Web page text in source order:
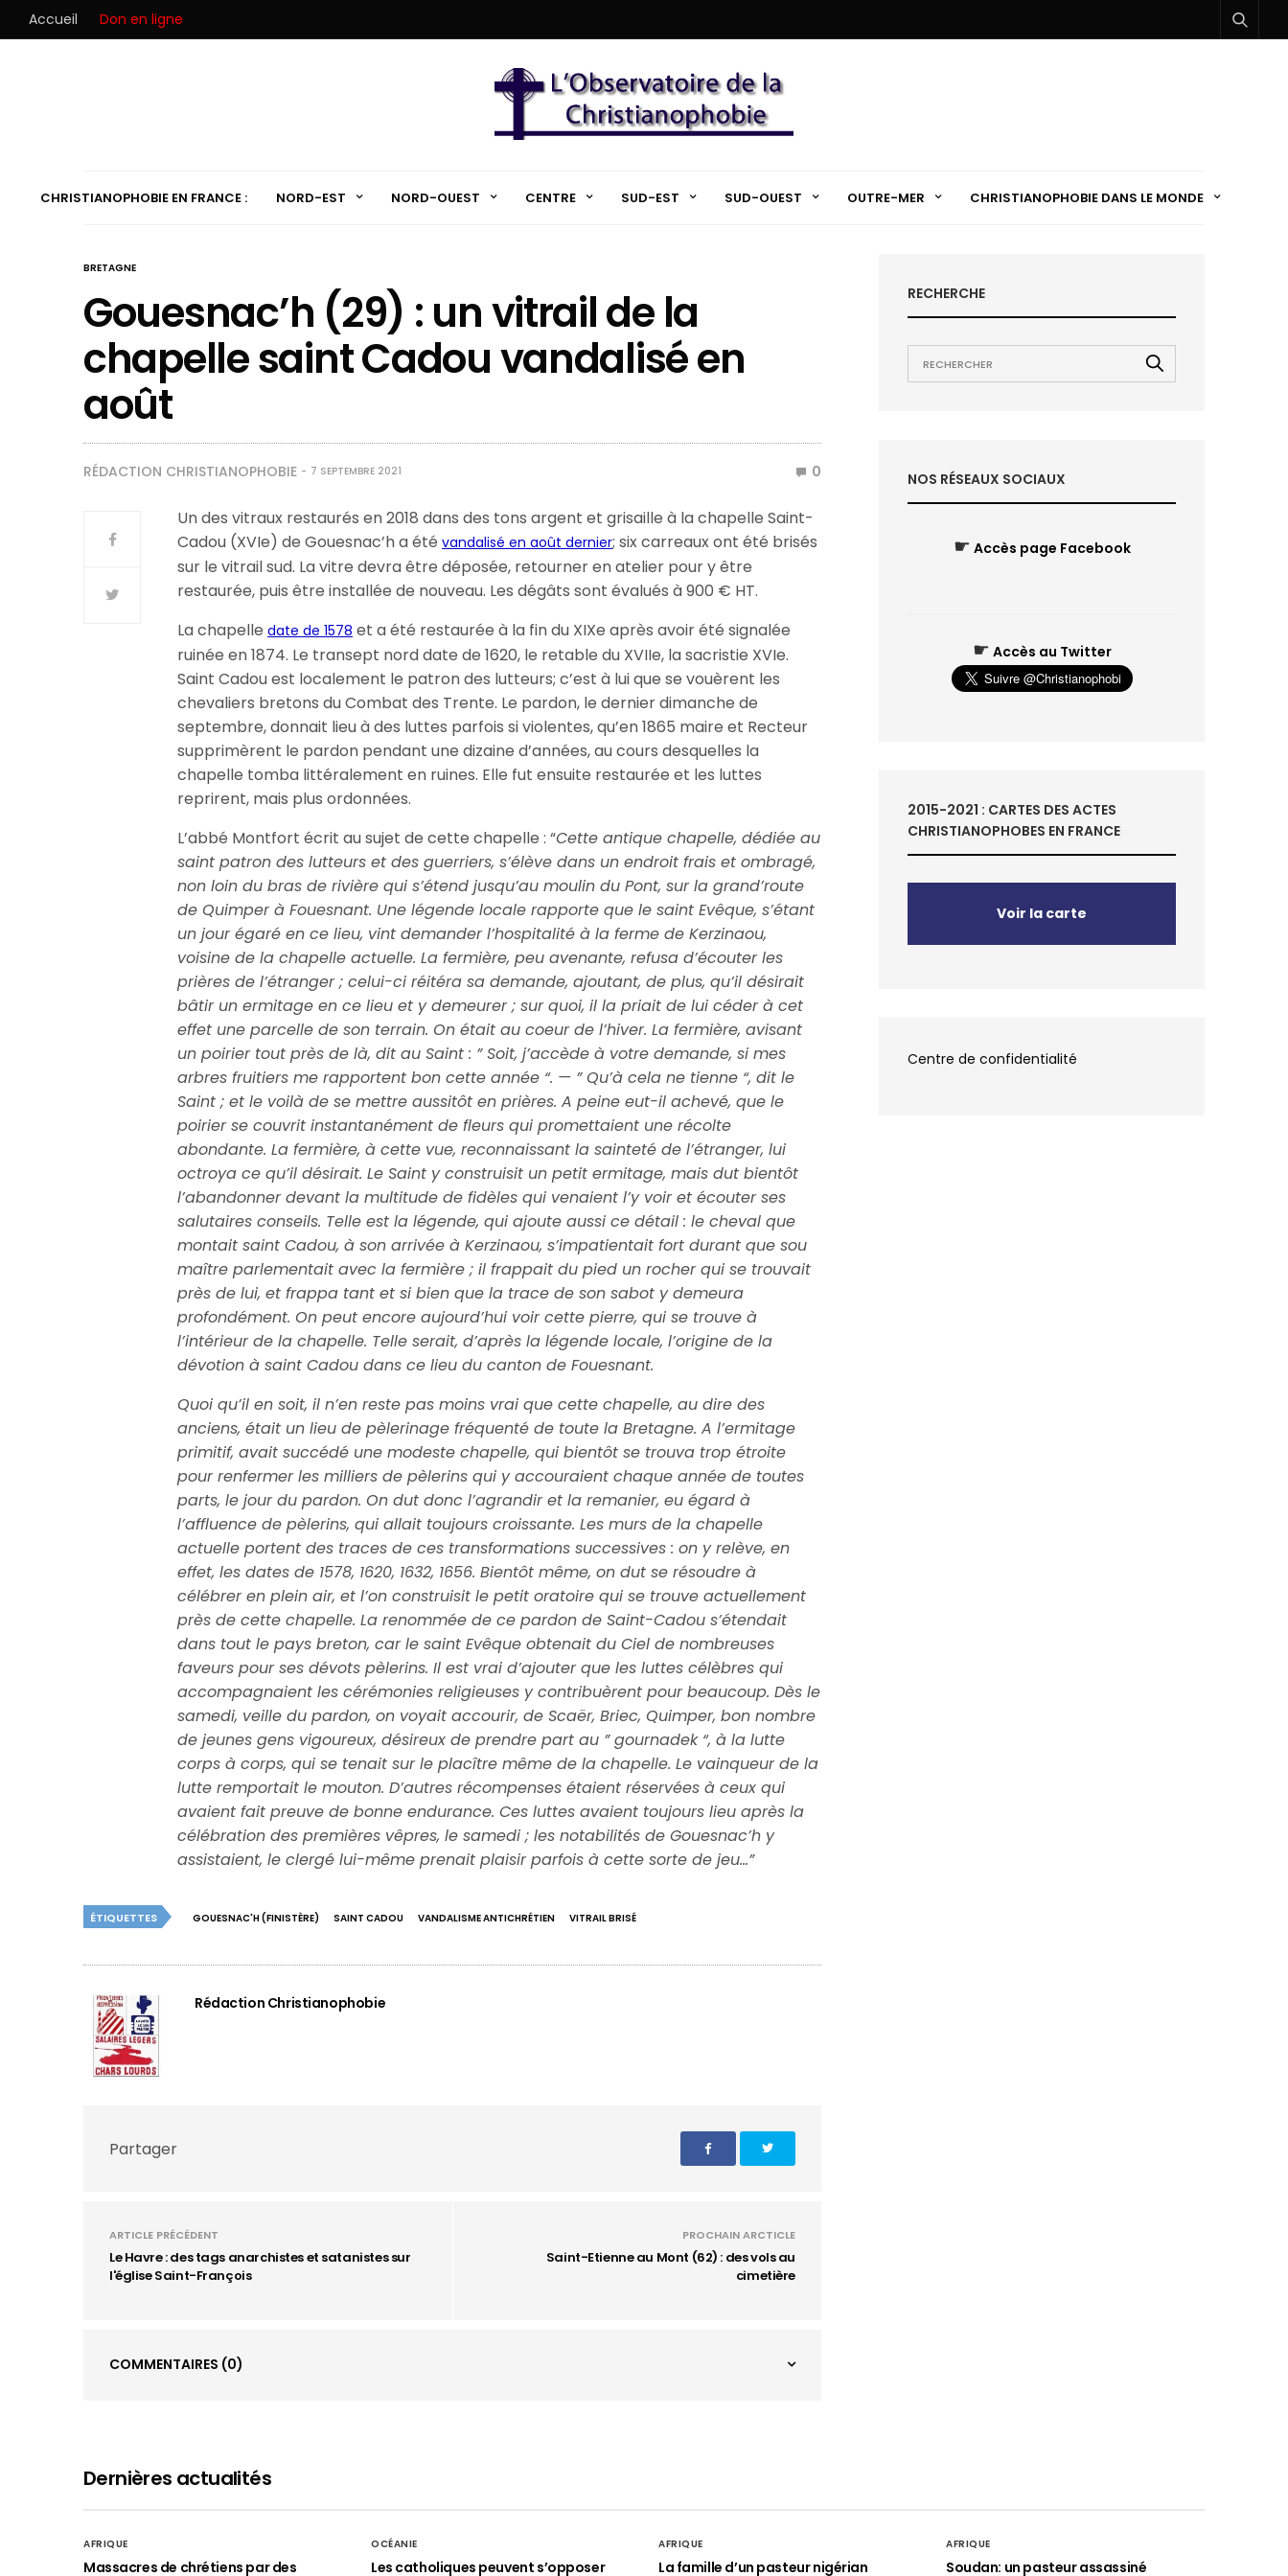
Accueil Don en ligne
CHRISTIANOPHOBIE EN FRANCE : NORD-EST NORD-OUEST CENTRE SUD-EST SUD-OUEST OUTRE-MER CHRISTIANOPHOBIE DANS LE MONDE
BRETAGNE
Gouesnac’h (29) : un vitrail de la
chapelle saint Cadou vandalisé en
août
RÉDACTION CHRISTIANOPHOBIE 7 SEPTEMBRE 2021 0
Un des vitraux restaurés en 2018 dans des tons argent et grisaille à la chapelle Saint-
Cadou (XVIe) de Gouesnac’h a étévandalisé en août dernier; six carreaux ont été brisés
sur le vitrail sud. La vitre devra être déposée, retourner en atelier pour y être
restaurée, puis être installée de nouveau. Les dégâts sont évalués à 900 € HT.
La chapelledate de 1578 et a été restaurée à la fin du XIXe après avoir été signalée
ruinée en 1874. Le transept nord date de 1620, le retable du XVIIe, la sacristie XVIe.
Saint Cadou est localement le patron des lutteurs; c’est à lui que se vouèrent les
chevaliers bretons du Combat des Trente. Le pardon, le dernier dimanche de
septembre, donnait lieu à des luttes parfois si violentes, qu’en 1865 maire et Recteur
supprimèrent le pardon pendant une dizaine d’années, au cours desquelles la
chapelle tomba littéralement en ruines. Elle fut ensuite restaurée et les luttes
reprirent, mais plus ordonnées.
L’abbé Montfort écrit au sujet de cette chapelle : “Cette antique chapelle, dédiée au
saint patron des lutteurs et des guerriers, s’élève dans un endroit frais et ombragé,
non loin du bras de rivière qui s’étend jusqu’au moulin du Pont, sur la grand’route
de Quimper à Fouesnant. Une légende locale rapporte que le saint Evêque, s’étant
un jour égaré en ce lieu, vint demander l’hospitalité à la ferme de Kerzinaou,
voisine de la chapelle actuelle. La fermière, peu avenante, refusa d’écouter les
prières de l’étranger ; celui-ci réitéra sa demande, ajoutant, de plus, qu’il désirait
bâtir un ermitage en ce lieu et y demeurer ; sur quoi, il la priait de lui céder à cet
effet une parcelle de son terrain. On était au coeur de l’hiver. La fermière, avisant
un poirier tout près de là, dit au Saint : ” Soit, j’accède à votre demande, si mes
arbres fruitiers me rapportent bon cette année “. — ” Qu’à cela ne tienne “, dit le
Saint ; et le voilà de se mettre aussitôt en prières. A peine eut-il achevé, que le
poirier se couvrit instantanément de fleurs qui promettaient une récolte
abondante. La fermière, à cette vue, reconnaissant la sainteté de l’étranger, lui
octroya ce qu’il désirait. Le Saint y construisit un petit ermitage, mais dut bientôt
l’abandonner devant la multitude de fidèles qui venaient l’y voir et écouter ses
salutaires conseils. Telle est la légende, qui ajoute aussi ce détail : le cheval que
montait saint Cadou, à son arrivée à Kerzinaou, s’impatientait fort durant que sou
maître parlementait avec la fermière ; il frappait du pied un rocher qui se trouvait
près de lui, et frappa tant et si bien que la trace de son sabot y demeura
profondément. On peut encore aujourd’hui voir cette pierre, qui se trouve à
l’intérieur de la chapelle. Telle serait, d’après la légende locale, l’origine de la
dévotion à saint Cadou dans ce lieu du canton de Fouesnant.
Quoi qu’il en soit, il n’en reste pas moins vrai que cette chapelle, au dire des
anciens, était un lieu de pèlerinage fréquenté de toute la Bretagne. A l’ermitage
primitif, avait succédé une modeste chapelle, qui bientôt se trouva trop étroite
pour renfermer les milliers de pèlerins qui y accouraient chaque année de toutes
parts, le jour du pardon. On dut donc l’agrandir et la remanier, eu égard à
l’affluence de pèlerins, qui allait toujours croissante. Les murs de la chapelle
actuelle portent des traces de ces transformations successives : on y relève, en
effet, les dates de 1578, 1620, 1632, 1656. Bientôt même, on dut se résoudre à
célébrer en plein air, et l’on construisit le petit oratoire qui se trouve actuellement
près de cette chapelle. La renommée de ce pardon de Saint-Cadou s’étendait
dans tout le pays breton, car le saint Evêque obtenait du Ciel de nombreuses
faveurs pour ses dévots pèlerins. Il est vrai d’ajouter que les luttes célèbres qui
accompagnaient les cérémonies religieuses y contribuèrent pour beaucoup. Dès le
samedi, veille du pardon, on voyait accourir, de Scaër, Briec, Quimper, bon nombre
de jeunes gens vigoureux, désireux de prendre part au ” gournadek “, à la lutte
corps à corps, qui se tenait sur le placître même de la chapelle. Le vainqueur de la
lutte remportait le mouton. D’autres récompenses étaient réservées à ceux qui
avaient fait preuve de bonne endurance. Ces luttes avaient toujours lieu après la
célébration des premières vêpres, le samedi ; les notabilités de Gouesnac’h y
assistaient, le clergé lui-même prenait plaisir parfois à cette sorte de jeu…”
ÉTIQUETTES GOUESNAC'H (FINISTÈRE) SAINT CADOU VANDALISME ANTICHRÉTIEN VITRAIL BRISÉ
Rédaction Christianophobie
Partager
ARTICLE PRÉCÉDENT
Le Havre : des tags anarchistes et satanistes sur
l'église Saint-François
PROCHAIN ARCTICLE
Saint-Etienne au Mont (62) : des vols au
cimetière
COMMENTAIRES (0)
RECHERCHE
NOS RÉSEAUX SOCIAUX
☛ Accès page Facebook
☛ Accès au Twitter
2015-2021 : CARTES DES ACTES
CHRISTIANOPHOBES EN FRANCE
Voir la carte
Centre de confidentialité
Dernières actualités
AFRIQUE
Massacres de chrétiens par des
OCÉANIE
Les catholiques peuvent s’opposer
AFRIQUE
La famille d’un pasteur nigérian
AFRIQUE
Soudan: un pasteur assassiné